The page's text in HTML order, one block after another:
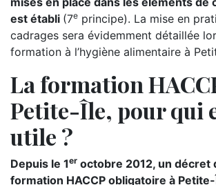
est établi (7e principe). La mise en
cadrages sera évidemment détaillée
formation à l’hygiène alimentaire à
La formation
Petite-Île, pour qui
utile ?
Depuis le 1er octobre 2012, un décret
formation HACCP obligatoire à